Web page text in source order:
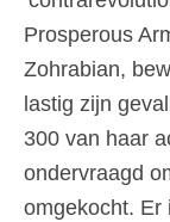
Prosperous
Zohrabian,
lastig zijn
300 van haar
ondervraagd
omgekocht. Er